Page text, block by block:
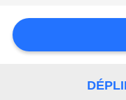
QUALITÉ